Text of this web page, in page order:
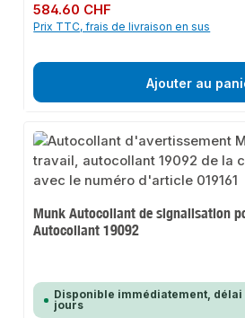
Prix régulier :
584.60 CHF
Prix TTC, frais de livraison en sus
Ajouter au
Munk Autocollant de signalisation
Autocollant 19092
Disponible immédiatement, délai
jours